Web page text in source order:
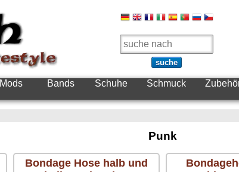
suche
Mods Bands Schuhe Schmuck
Punk
Bondage Hose halb und